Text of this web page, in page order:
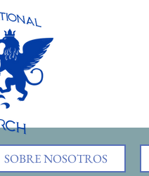
SOBRE NOSOTROS